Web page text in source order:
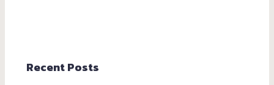
Recent Posts